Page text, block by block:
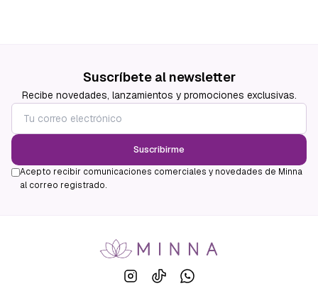
Suscríbete al newsletter
Recibe novedades, lanzamientos y promociones exclusivas.
Suscribirme
Acepto recibir comunicaciones comerciales y novedades de Minna
al correo registrado.